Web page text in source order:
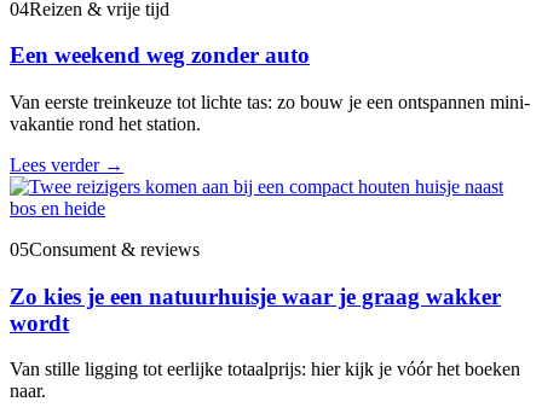
04Reizen & vrije tijd
Een weekend weg zonder auto
Van eerste treinkeuze tot lichte tas: zo bouw je een ontspannen mini-
vakantie rond het station.
Lees verder →
05Consument & reviews
Zo kies je een natuurhuisje waar je graag wakker
wordt
Van stille ligging tot eerlijke totaalprijs: hier kijk je vóór het boeken
naar.